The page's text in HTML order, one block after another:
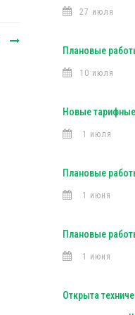
27 июля
Плановые
10 июля
Новые
1 июля
Плановые
1 июня
Плановые
1 июня
Открыта